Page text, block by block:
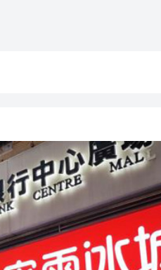
頒獎典禮今舉行 甯漢豪稱政府和建造業議會做好培
營收暴漲1786倍背後：
境內目標
升22.1%